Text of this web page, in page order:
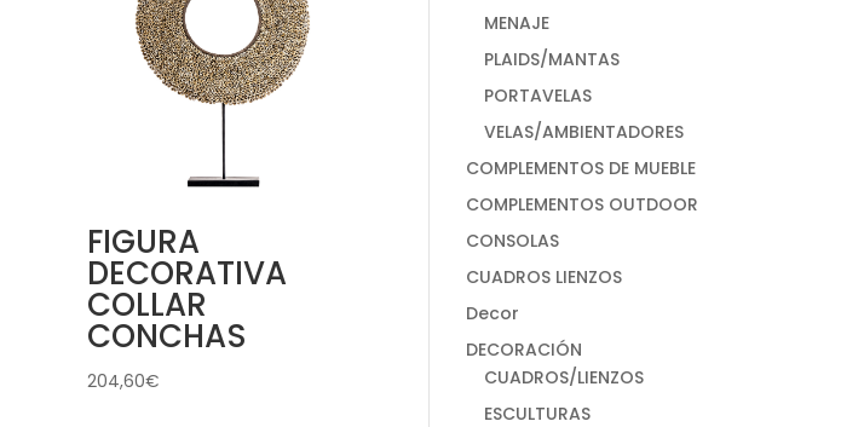
FIGURA
DECORATIVA
COLLAR
CONCHAS
204,60€
MENAJE
PLAIDS/MANTAS
PORTAVELAS
VELAS/AMBIENTADORES
COMPLEMENTOS DE MUEBLE
COMPLEMENTOS OUTDOOR
CONSOLAS
CUADROS LIENZOS
Decor
DECORACIÓN
CUADROS/LIENZOS
ESCULTURAS